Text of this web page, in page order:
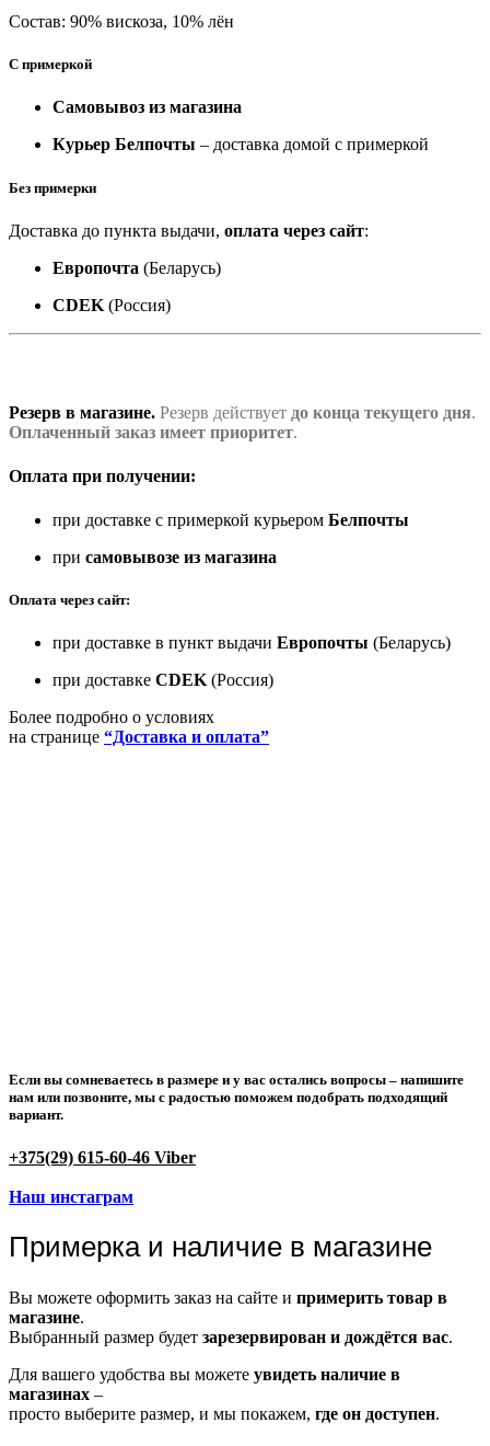
Состав: 90% вискоза, 10% лён
С примеркой
Самовывоз из магазина
Курьер Белпочты – доставка домой с примеркой
Без примерки
Доставка до пункта выдачи, оплата через сайт:
Европочта (Беларусь)
CDEK (Россия)
Резерв в магазине. Резерв действует до конца текущего дня.
Оплаченный заказ имеет приоритет.
Оплата при получении:
при доставке с примеркой курьером Белпочты
при самовывозе из магазина
Оплата через сайт:
при доставке в пункт выдачи Европочты (Беларусь)
при доставке CDEK (Россия)
Более подробно о условиях
на странице “Доставка и оплата”
Если вы сомневаетесь в размере и у вас остались вопросы – напишите
нам или позвоните, мы с радостью поможем подобрать подходящий
вариант.
+375(29) 615-60-46 Viber
Наш инстаграм
Примерка и наличие в магазине
Вы можете оформить заказ на сайте и примерить товар в
магазине.
Выбранный размер будет зарезервирован и дождётся вас.
Для вашего удобства вы можете увидеть наличие в
магазинах –
просто выберите размер, и мы покажем, где он доступен.